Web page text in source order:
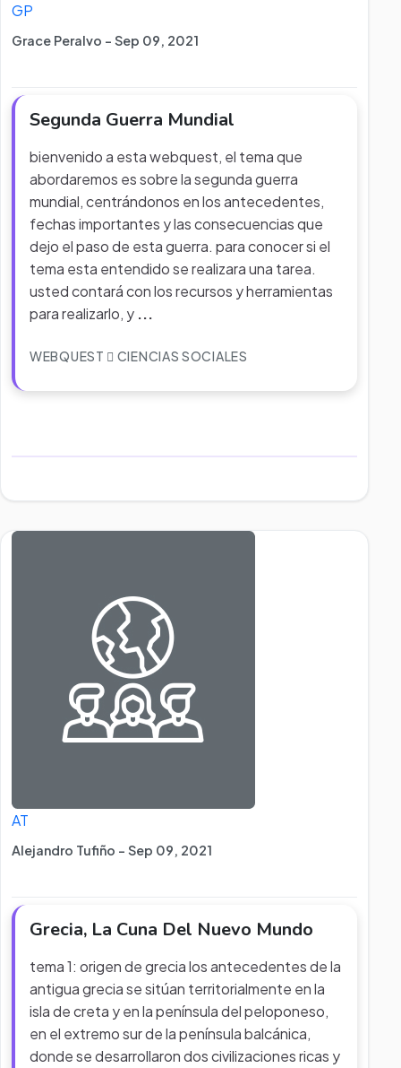
GP
Grace Peralvo - Sep 09, 2021
Segunda Guerra Mundial
bienvenido a esta webquest, el tema que
abordaremos es sobre la segunda guerra
mundial, centrándonos en los antecedentes,
fechas importantes y las consecuencias que
dejo el paso de esta guerra. para conocer si el
tema esta entendido se realizara una tarea.
usted contará con los recursos y herramientas
para realizarlo, y ...
WEBQUEST CIENCIAS SOCIALES
AT
Alejandro Tufiño - Sep 09, 2021
Grecia, La Cuna Del Nuevo Mundo
tema 1: origen de grecia los antecedentes de la
antigua grecia se sitúan territorialmente en la
isla de creta y en la península del peloponeso,
en el extremo sur de la península balcánica,
donde se desarrollaron dos civilizaciones ricas y